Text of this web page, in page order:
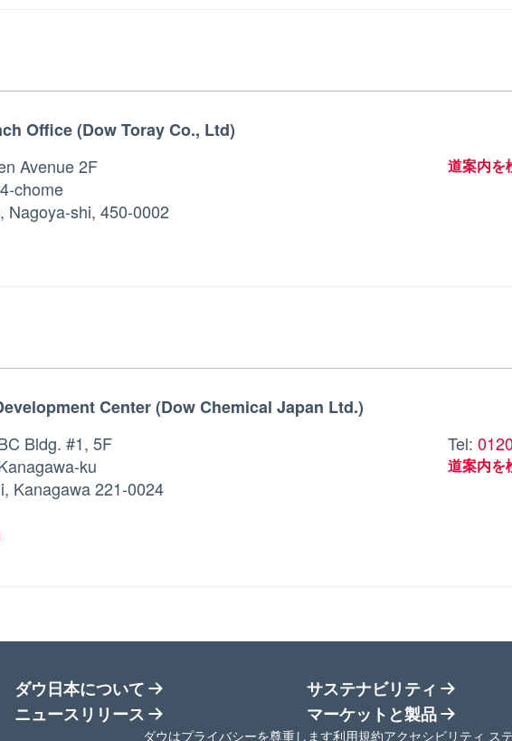
Office (Dow Toray Co., Ltd)
Avenue 2F
chome
Nagoya-shi, 450-0002
道案内を
Center (Dow Chemical Japan Ltd.)
Bldg. #1, 5F
ku
Kanagawa 221-0024
Tel:
道案内を
ダウ日本について
サステナビリティ
ニュースリリース マーケットと製品
新しいタブで開く
ダウはプライバシーを尊重します
新しいタブで開く 利用規約
新しいタブで開くアクセシビリティ ス
新しいタブで開く